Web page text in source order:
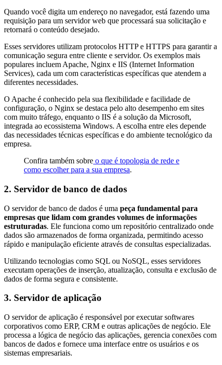
Quando você digita um endereço no navegador, está fazendo uma
requisição para um servidor web que processará sua solicitação e
retornará o conteúdo desejado.
Esses servidores utilizam protocolos HTTP e HTTPS para garantir a
comunicação segura entre cliente e servidor. Os exemplos mais
populares incluem Apache, Nginx e IIS (Internet Information
Services), cada um com características específicas que atendem a
diferentes necessidades.
O Apache é conhecido pela sua flexibilidade e facilidade de
configuração, o Nginx se destaca pelo alto desempenho em sites
com muito tráfego, enquanto o IIS é a solução da Microsoft,
integrada ao ecossistema Windows. A escolha entre eles depende
das necessidades técnicas específicas e do ambiente tecnológico da
empresa.
Confira também sobre o que é topologia de rede e
como escolher para a sua empresa.
2. Servidor de banco de dados
O servidor de banco de dados é uma peça fundamental para
empresas que lidam com grandes volumes de informações
estruturadas. Ele funciona como um repositório centralizado onde
dados são armazenados de forma organizada, permitindo acesso
rápido e manipulação eficiente através de consultas especializadas.
Utilizando tecnologias como SQL ou NoSQL, esses servidores
executam operações de inserção, atualização, consulta e exclusão de
dados de forma segura e consistente.
3. Servidor de aplicação
O servidor de aplicação é responsável por executar softwares
corporativos como ERP, CRM e outras aplicações de negócio. Ele
processa a lógica de negócio das aplicações, gerencia conexões com
bancos de dados e fornece uma interface entre os usuários e os
sistemas empresariais.